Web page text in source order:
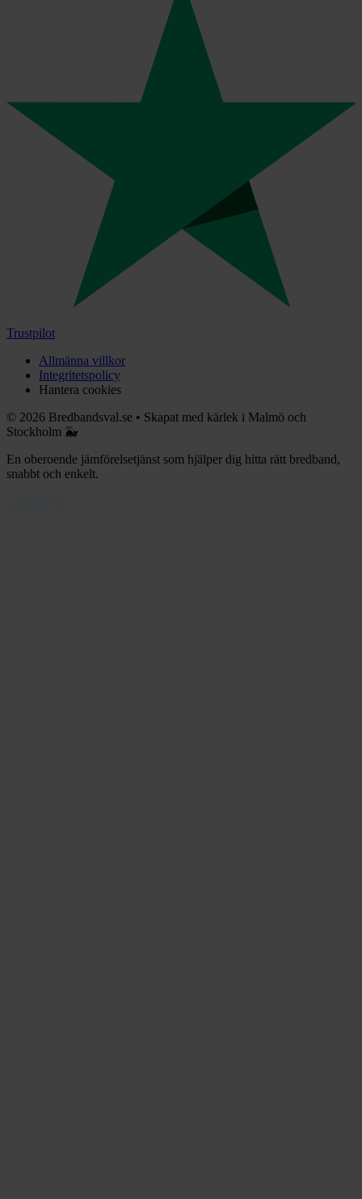
Trustpilot
Allmänna villkor
Integritetspolicy
Hantera cookies
© 2026 Bredbandsval.se • Skapat med kärlek i Malmö och
Stockholm 🐳
En oberoende jämförelsetjänst som hjälper dig hitta rätt bredband,
snabbt och enkelt.